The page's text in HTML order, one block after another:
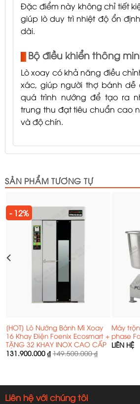
Đặc điểm này không chỉ tiết
giúp lò duy trì nhiệt độ ổn
dài.
Bộ điều khiển thông
Lò xoay có khả năng điều
xác, giúp người thợ bánh dễ
quá trình nướng để tạo ra
trung thu đạt tiêu chuẩn cao
và độ chín.
SẢN PHẨM TƯƠNG TỰ
- 12%
[HOT] Lò Nướng Bánh Mì Xoay
16 Khay Điện Foenix Ecosmart +
TẶNG 32 KHAY INOX CAO CẤP
131.900.000 ₫ 149.500.000₫
Máy
phase
LIÊN HỆ
Liên hệ với chúng tôi